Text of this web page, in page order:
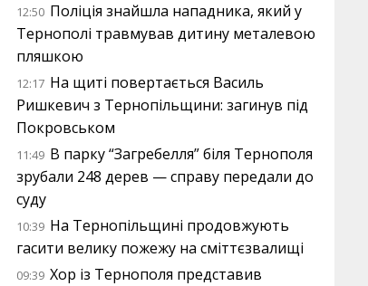
12:50 Поліція знайшла нападника, який у
Тернополі травмував дитину металевою
пляшкою
12:17 На щиті повертається Василь
Ришкевич з Тернопільщини: загинув під
Покровськом
11:49 В парку “Загребелля” біля Тернополя
зрубали 248 дерев — справу передали до
суду
10:39 На Тернопільщині продовжують
гасити велику пожежу на сміттєзвалищі
09:39 Хор із Тернополя представив